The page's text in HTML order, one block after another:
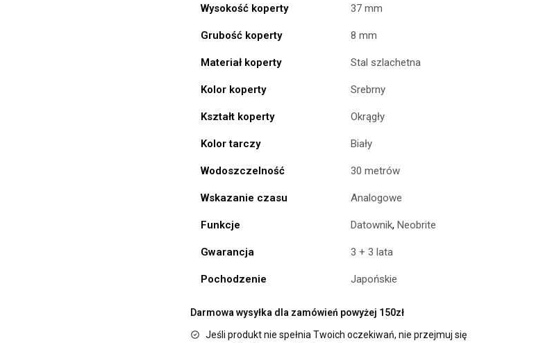
Wysokość koperty 37 mm
Grubość koperty 8 mm
Materiał koperty Stal szlachetna
Kolor koperty Srebrny
Kształt koperty Okrągły
Kolor tarczy Biały
Wodoszczelność 30 metrów
Wskazanie czasu Analogowe
Funkcje Datownik, Neobrite
Gwarancja 3 + 3 lata
Pochodzenie Japońskie
Darmowa wysyłka dla zamówień powyżej 150zł
Jeśli produkt nie spełnia Twoich oczekiwań, nie przejmuj się